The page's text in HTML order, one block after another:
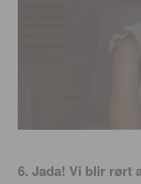
6. Jada! Vi blir rørt